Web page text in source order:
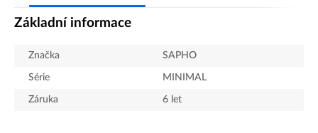
Základní informace
Značka SAPHO
Série MINIMAL
Záruka 6 let